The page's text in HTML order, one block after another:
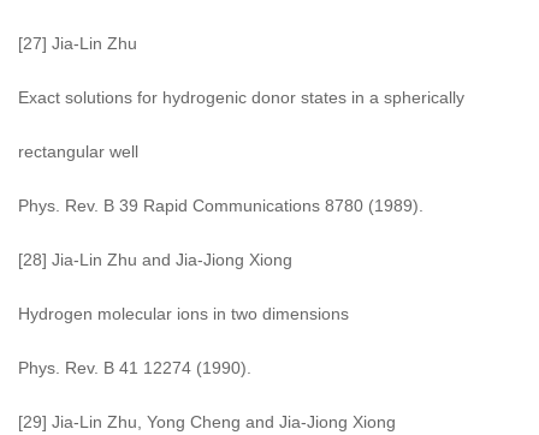
[27] Jia-Lin Zhu
Exact solutions for hydrogenic donor states in a spherically
rectangular well
Phys. Rev. B 39 Rapid Communications 8780 (1989).
[28] Jia-Lin Zhu and Jia-Jiong Xiong
Hydrogen molecular ions in two dimensions
Phys. Rev. B 41 12274 (1990).
[29] Jia-Lin Zhu, Yong Cheng and Jia-Jiong Xiong